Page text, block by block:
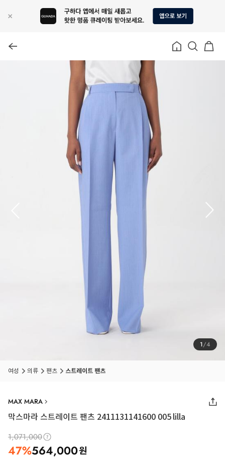
1/4
여성 의류 팬츠 스트레이트 팬츠
MAX MARA
막스마라 스트레이트 팬츠 2411131141600 005 lilla
1,071,000
47%564,000원